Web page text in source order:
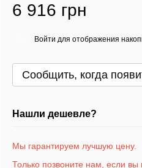
6 916 грн
Войти для отображения
Сообщить, когда
Нашли дешевле?
Мы гарантируем лучшую цену.
Только позвоните нам, если вы